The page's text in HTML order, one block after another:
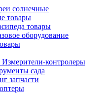
солнечные
товары
товары
оборудование
Измерители-контролеры
сада
запчасти